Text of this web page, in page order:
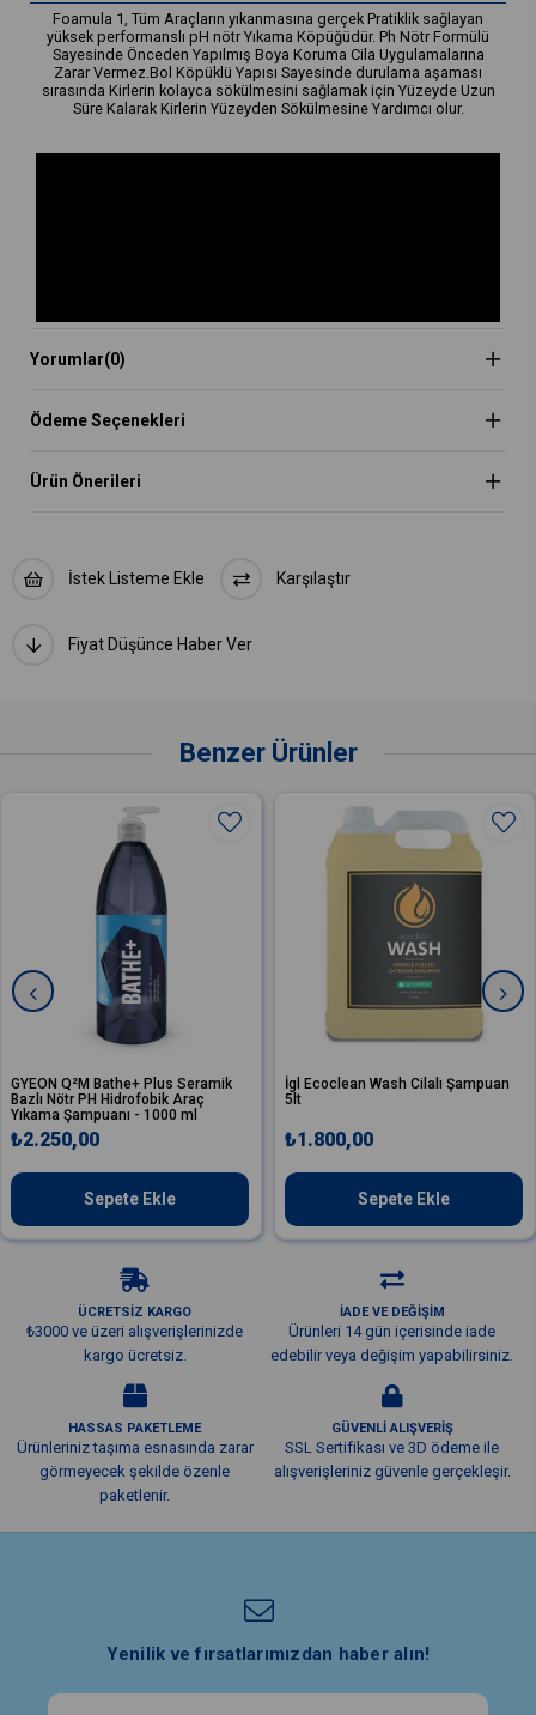
Foamula 1, Tüm Araçların yıkanmasına gerçek Pratiklik sağlayan
yüksek performanslı pH nötr Yıkama Köpüğüdür. Ph Nötr Formülü
Sayesinde Önceden Yapılmış Boya Koruma Cila Uygulamalarına
Zarar Vermez.Bol Köpüklü Yapısı Sayesinde durulama aşaması
sırasında Kirlerin kolayca sökülmesini sağlamak için Yüzeyde Uzun
Süre Kalarak Kirlerin Yüzeyden Sökülmesine Yardımcı olur.
Yorumlar(0)
Ödeme Seçenekleri
Ürün Önerileri
İstek Listeme Ekle Karşılaştır
Fiyat Düşünce Haber Ver
Benzer Ürünler
Q²M Bathe+ Plus Seramik
PH Hidrofobik Araç
Şampuanı - 1000 ml
Sepete Ekle
İgl Ecoclean Wash Cilalı Şampuan
₺1.800,00
Sepete Ekle
Valet
ÜCRETSİZ KARGO
₺3000 ve üzeri alışverişlerinizde
kargo ücretsiz.
İADE VE DEĞİŞİM
Ürünleri 14 gün içerisinde iade
edebilir veya değişim yapabilirsiniz.
HASSAS PAKETLEME
Ürünleriniz taşıma esnasında zarar
görmeyecek şekilde özenle
paketlenir.
GÜVENLİ ALIŞVERİŞ
SSL Sertifikası ve 3D ödeme ile
alışverişleriniz güvenle gerçekleşir.
Yenilik ve fırsatlarımızdan haber alın!